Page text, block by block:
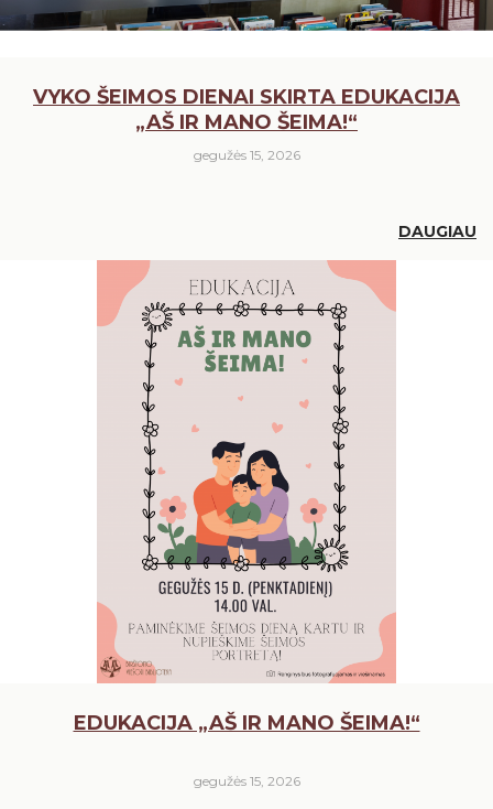
VYKO ŠEIMOS DIENAI SKIRTA EDUKACIJA
„AŠ IR MANO ŠEIMA!“
gegužės 15, 2026
DAUGIAU
EDUKACIJA „AŠ IR MANO ŠEIMA!“
gegužės 15, 2026